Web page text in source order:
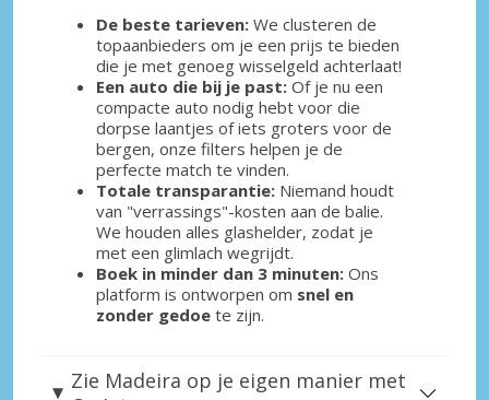
De beste tarieven: We clusteren de
topaanbieders om je een prijs te bieden
die je met genoeg wisselgeld achterlaat!
Een auto die bij je past: Of je nu een
compacte auto nodig hebt voor die
dorpse laantjes of iets groters voor de
bergen, onze filters helpen je de
perfecte match te vinden.
Totale transparantie: Niemand houdt
van "verrassings"-kosten aan de balie.
We houden alles glashelder, zodat je
met een glimlach wegrijdt.
Boek in minder dan 3 minuten: Ons
platform is ontworpen om snel en
zonder gedoe te zijn.
Zie Madeira op je eigen manier met